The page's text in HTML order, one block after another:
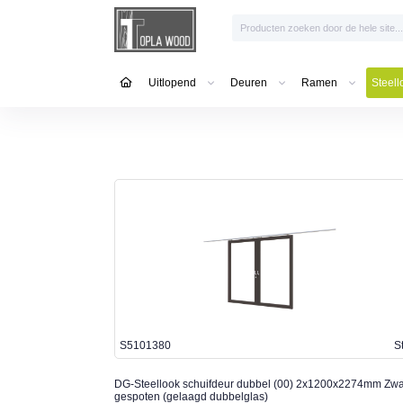
Uitlopend Deuren Ramen
S5101380
DG-Steellook schuifdeur dubbel (00) 2x1200x2274mm
gespoten (gelaagd dubbelglas)